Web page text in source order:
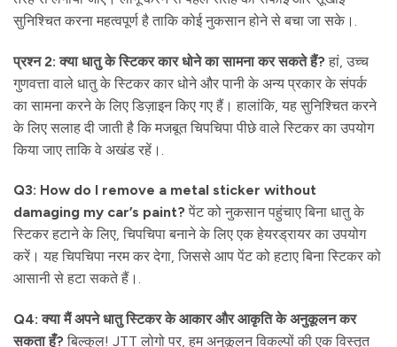
सुनिश्चित करना महत्वपूर्ण है ताकि कोई नुकसान होने से बचा जा सके।.
प्रश्न 2: क्या धातु के स्टिकर कार धोने का सामना कर सकते हैं? हां, उच्च
गुणवत्ता वाले धातु के स्टिकर कार धोने और पानी के अन्य प्रकार के संपर्क
का सामना करने के लिए डिज़ाइन किए गए हैं। हालांकि, यह सुनिश्चित करने
के लिए सलाह दी जाती है कि मजबूत चिपचिपा पीछे वाले स्टिकर का उपयोग
किया जाए ताकि वे अखंड रहें।.
Q3: How do I remove a metal sticker without
damaging my car’s paint? पेंट को नुकसान पहुंचाए बिना धातु के
स्टिकर हटाने के लिए, चिपचिपा बनाने के लिए एक हेयरड्रायर का उपयोग
करें। यह चिपचिपा नरम कर देगा, जिससे आप पेंट को हटाए बिना स्टिकर को
आसानी से हटा सकते हैं।.
Q4: क्या मैं अपने धातु स्टिकर के आकार और आकृति के अनुकूलन कर
सकता हूँ? बिल्कुल! JTT लोगो पर, हम अनुकूलन विकल्पों की एक विस्तृत